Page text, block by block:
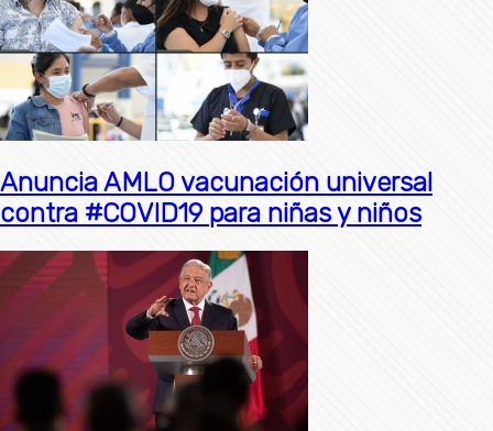
Anuncia AMLO vacunación universal
contra #COVID19 para niñas y niños